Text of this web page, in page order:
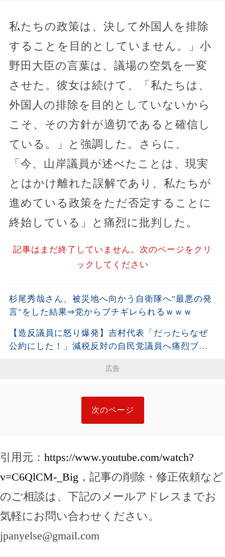
私たちの政策は、決して外国人を排除
することを目的としていません。」小
野田大臣の言葉は、議場の空気を一変
させた。彼女は続けて、「私たちは、
外国人の排除を目的としていないから
こそ、その方針が適切であると確信し
ている。」と強調した。さらに、
「今、山岸議員が述べたことは、現実
とはかけ離れた誤解であり、私たちが
進めている政策をただ否定することに
終始している」と痛烈に批判した。
記事はまだ終了していません。次のページをクリ
ックしてください
杉尾秀哉さん、被災地へ向かう自衛隊へ"最悪の発
言"をした結果⇒党からブチギレられるｗｗｗ
【造反議員に怒り爆発】吉村代表「だったらなぜ
公約にした！」減税反対の自民党議員へ痛烈ブチ
広告
次のページ
引用元： https://www.youtube.com/watch?
v=C6QlCM-_Big ，記事の削除・修正依頼など
のご相談は、下記のメールアドレスまでお
気軽にお問い合わせください。
jpanyelse@gmail.com